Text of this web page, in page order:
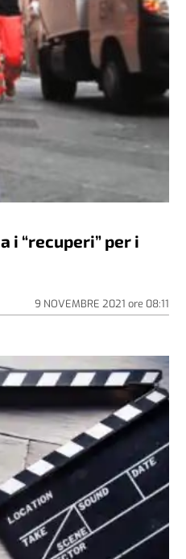
i “recuperi” per i
9 NOVEMBRE 2021 ore 08:11